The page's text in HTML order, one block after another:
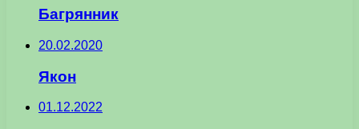
Багрянник
20.02.2020
Якон
01.12.2022